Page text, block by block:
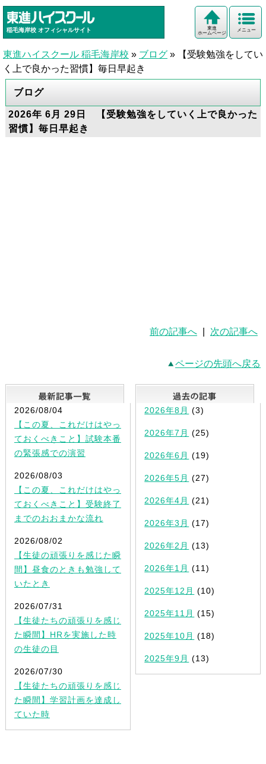
稲毛海岸校 オフィシャルサイト メニュー
東進
ホームページ
東進ハイスクール 稲毛海岸校 » ブログ »
【受験勉強をしてい
く上で良かった習慣】毎日早起き
ブログ
2026年 6月 29日 【受験勉強をしていく上で良かった
習慣】毎日早起き
前の記事へ 次の記事へ
ページの先頭へ戻る
最新記事一覧
2026/08/04
【この夏、これだけはやっ
ておくべきこと】試験本番
の緊張感での演習
2026/08/03
【この夏、これだけはやっ
ておくべきこと】受験終了
までのおおまかな流れ
2026/08/02
【生徒の頑張りを感じた瞬
間】昼食のときも勉強して
いたとき
2026/07/31
【生徒たちの頑張りを感じ
た瞬間】HRを実施した時
の生徒の目
2026/07/30
【生徒たちの頑張りを感じ
た瞬間】学習計画を達成し
ていた時
2026年8月 (3)
2026年7月 (25)
2026年6月 (19)
2026年5月 (27)
2026年4月 (21)
2026年3月 (17)
2026年2月 (13)
2026年1月 (11)
2025年12月 (10)
2025年11月 (15)
2025年10月 (18)
2025年9月 (13)